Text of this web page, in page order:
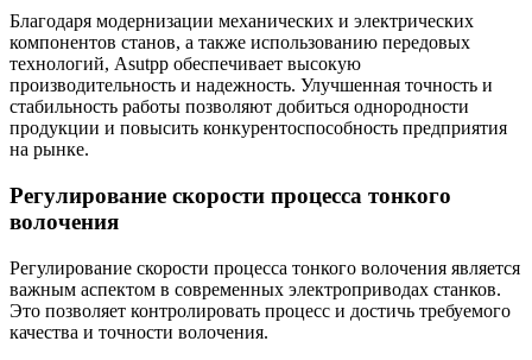
Благодаря модернизации механических и электрических
компонентов станов, а также использованию передовых
технологий, Asutpp обеспечивает высокую
производительность и надежность. Улучшенная точность и
стабильность работы позволяют добиться однородности
продукции и повысить конкурентоспособность предприятия
на рынке.
Регулирование скорости процесса тонкого
волочения
Регулирование скорости процесса тонкого волочения является
важным аспектом в современных электроприводах станков.
Это позволяет контролировать процесс и достичь требуемого
качества и точности волочения.